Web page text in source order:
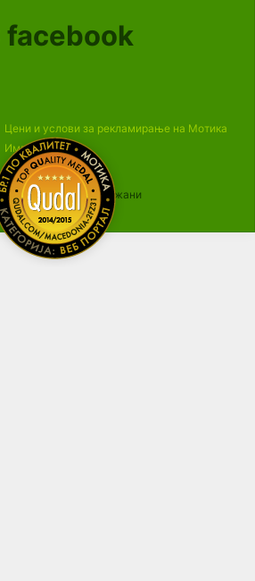
facebook
Цени и услови за рекламирање на Мотика
Импресум
Сите права се задржани